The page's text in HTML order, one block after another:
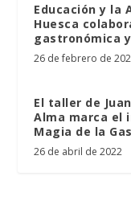
Educación y la
Huesca
gastronómica
26 de febrero de
El taller de
Alma marca el
Magia de la
26 de abril de 2022